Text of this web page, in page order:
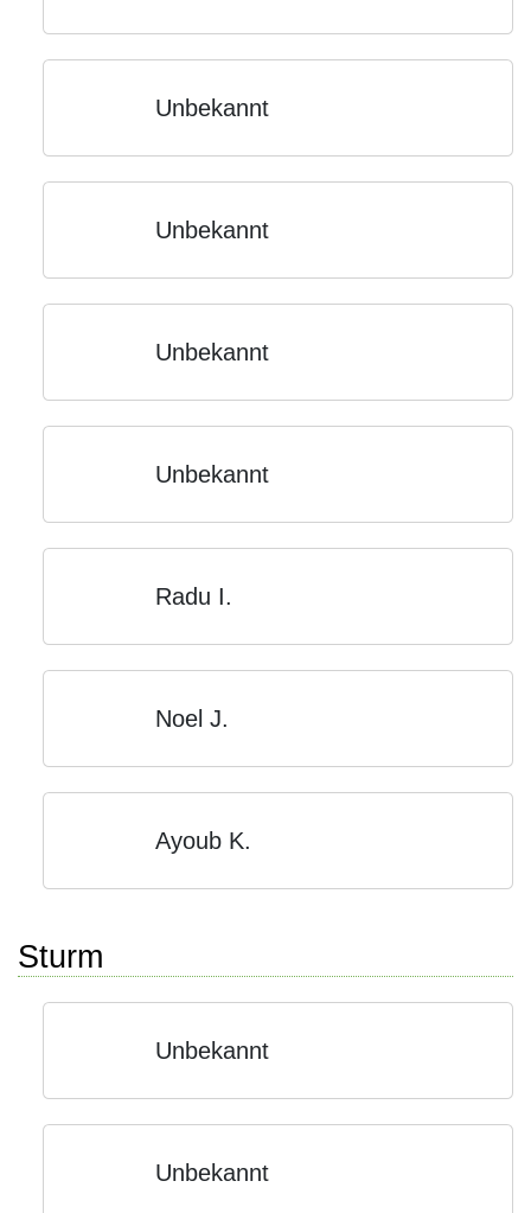
Unbekannt
Unbekannt
Unbekannt
Unbekannt
Radu I.
Noel J.
Ayoub K.
Sturm
Unbekannt
Unbekannt